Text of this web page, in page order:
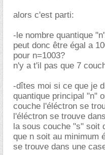
alors c'est parti:
-le nombre quantique
peut donc être égal a
pour n=1003?
n'y a t'il pas que 7
-dîtes moi si ce que je
quantique principal "n"
couche l'éléctron se
l'éléctron se trouve
la sous couche "s" soit
que n soit au minimum
se trouve dans une